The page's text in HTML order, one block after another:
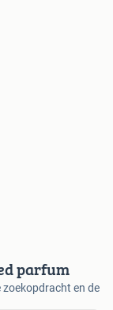
parfum
zoekopdracht en de